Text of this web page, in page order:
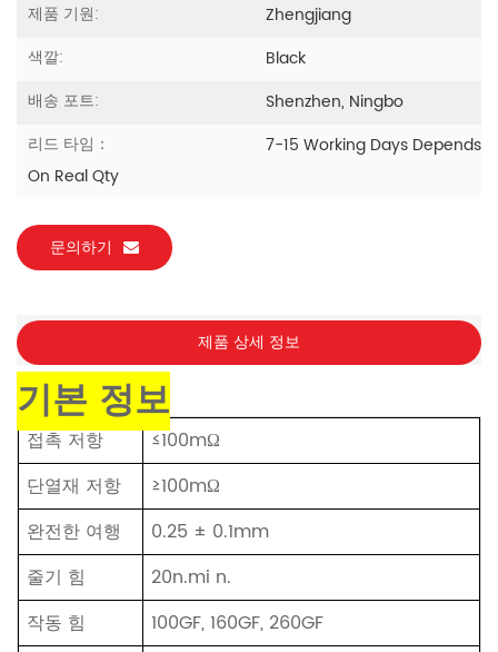
제품 기원:
Zhengjiang
색깔:
Black
배송 포트:
Shenzhen, Ningbo
리드 타임：
7-15 Working Days Depends
On Real Qty
문의하기
제품 상세 정보
기본 정보
접촉 저항
≤100mΩ
단열재 저항
≥100mΩ
완전한 여행
0.25 ± 0.1mm
줄기 힘 20n.mi n.
작동 힘
100GF, 160GF, 260GF